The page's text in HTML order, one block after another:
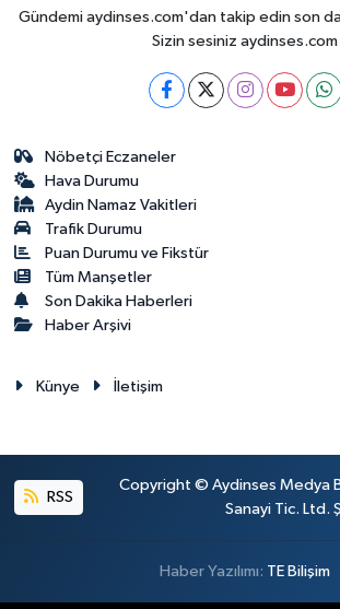
Gündemi aydinses.com'dan takip edin son
Sizin sesiniz aydinses.com
Nöbetçi Eczaneler
Hava Durumu
Aydin Namaz Vakitleri
Trafik Durumu
Puan Durumu ve Fikstür
Tüm Manşetler
Son Dakika Haberleri
Haber Arşivi
Künye İletişim
RSS
Copyright © Aydinses Medya
Sanayi Tic. Ltd.
Haber Yazılımı: TE Bilişim